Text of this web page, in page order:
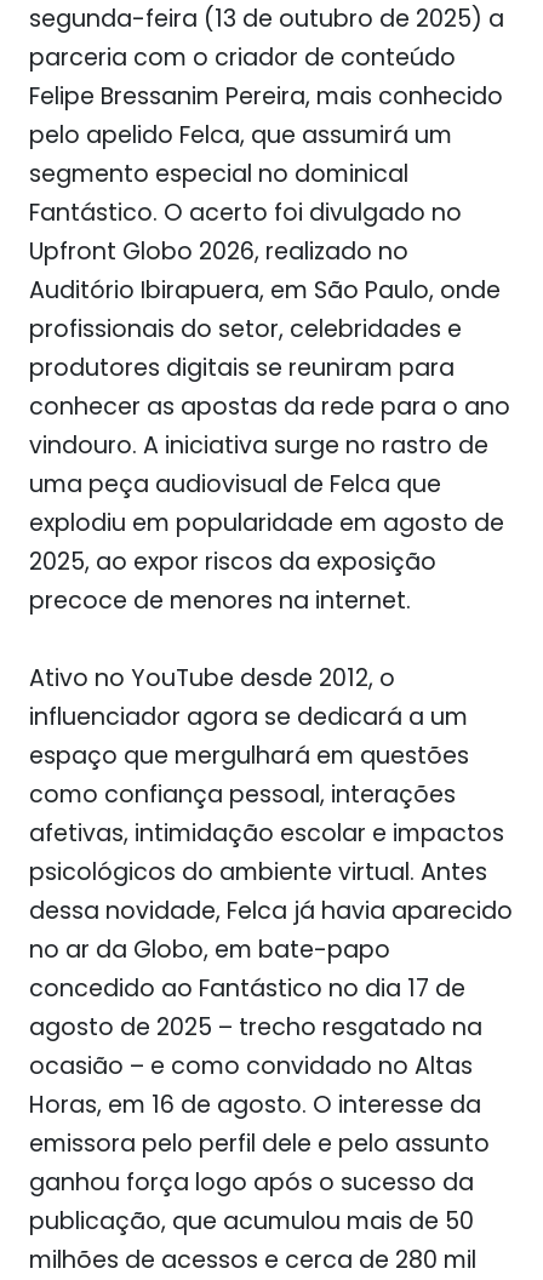
segunda-feira (13 de outubro de 2025) a
parceria com o criador de conteúdo
Felipe Bressanim Pereira, mais conhecido
pelo apelido Felca, que assumirá um
segmento especial no dominical
Fantástico. O acerto foi divulgado no
Upfront Globo 2026, realizado no
Auditório Ibirapuera, em São Paulo, onde
profissionais do setor, celebridades e
produtores digitais se reuniram para
conhecer as apostas da rede para o ano
vindouro. A iniciativa surge no rastro de
uma peça audiovisual de Felca que
explodiu em popularidade em agosto de
2025, ao expor riscos da exposição
precoce de menores na internet.
Ativo no YouTube desde 2012, o
influenciador agora se dedicará a um
espaço que mergulhará em questões
como confiança pessoal, interações
afetivas, intimidação escolar e impactos
psicológicos do ambiente virtual. Antes
dessa novidade, Felca já havia aparecido
no ar da Globo, em bate-papo
concedido ao Fantástico no dia 17 de
agosto de 2025 – trecho resgatado na
ocasião – e como convidado no Altas
Horas, em 16 de agosto. O interesse da
emissora pelo perfil dele e pelo assunto
ganhou força logo após o sucesso da
publicação, que acumulou mais de 50
milhões de acessos e cerca de 280 mil